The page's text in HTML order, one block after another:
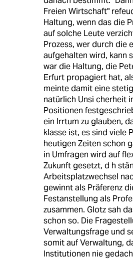
Freien Wirtschaft"
Haltung, wenn das die
auf solche Leute
Prozess, wer durch die
aufgehalten wird, kann
war die Haltung, die
Erfurt propagiert hat,
meinte damit eine
natürlich Unsi cherheit
Positionen
ein Irrtum zu glauben,
klasse ist, es sind viele
heutigen Zeiten schon
in Umfragen wird auf
Zukunft gesetzt, d h
Arbeitsplatzwechsel
gewinnt als Präferenz
Festanstellung als
zusammen. Glotz sah
schon so. Die
Verwaltungsfrage und
somit auf Verwaltung,
Institutionen nie